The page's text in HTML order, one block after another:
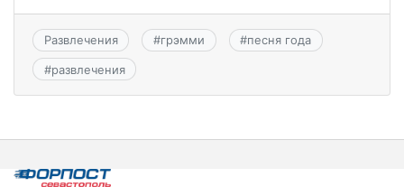
Развлечения #грэмми #песня года
#развлечения